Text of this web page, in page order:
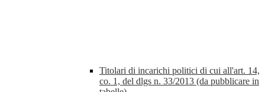
Titolari di incarichi politici di cui all'art. 14,
co. 1, del dlgs n. 33/2013 (da pubblicare in